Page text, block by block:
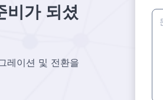
비가 되셨
레이션 및 전환을